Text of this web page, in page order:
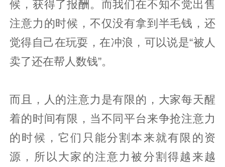
候，获得了报酬。而我们在不知不觉出售
注意力的时候，不仅没有拿到半毛钱，还
觉得自己在玩耍，在冲浪，可以说是“被人
卖了还在帮人数钱”。
而且，人的注意力是有限的，大家每天醒
着的时间有限，当不同平台来争抢注意力
的时候，它们只能分割本来就有限的资
源，所以大家的注意力被分割得越来越